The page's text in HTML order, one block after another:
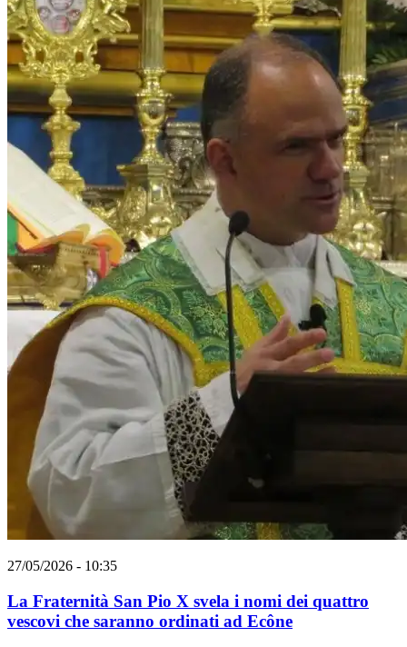
27/05/2026 - 10:35
La Fraternità San Pio X svela i nomi dei quattro
vescovi che saranno ordinati ad Ecône